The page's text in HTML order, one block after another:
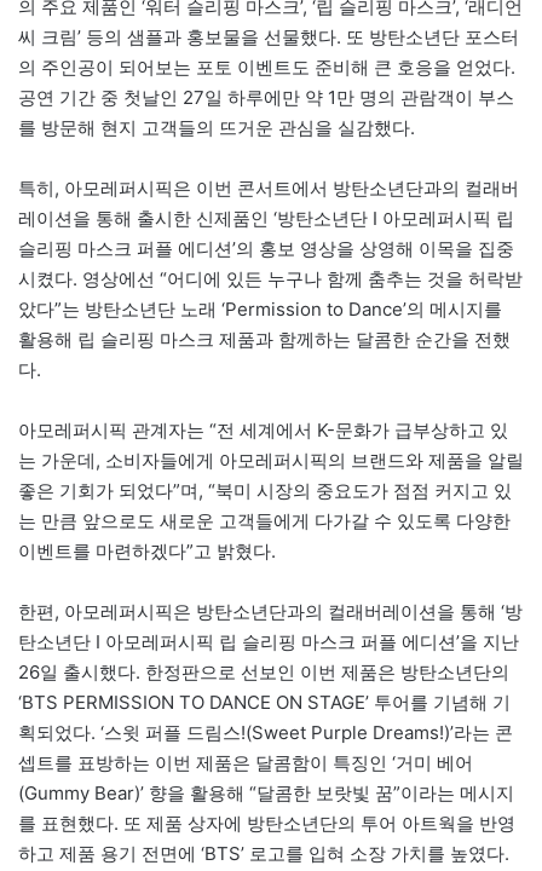
의 주요 제품인 ‘워터 슬리핑 마스크’, ‘립 슬리핑 마스크’, ‘래디언
씨 크림’ 등의 샘플과 홍보물을 선물했다. 또 방탄소년단 포스터
의 주인공이 되어보는 포토 이벤트도 준비해 큰 호응을 얻었다.
공연 기간 중 첫날인 27일 하루에만 약 1만 명의 관람객이 부스
를 방문해 현지 고객들의 뜨거운 관심을 실감했다.
특히, 아모레퍼시픽은 이번 콘서트에서 방탄소년단과의 컬래버
레이션을 통해 출시한 신제품인 ‘방탄소년단 I 아모레퍼시픽 립
슬리핑 마스크 퍼플 에디션’의 홍보 영상을 상영해 이목을 집중
시켰다. 영상에선 “어디에 있든 누구나 함께 춤추는 것을 허락받
았다”는 방탄소년단 노래 ‘Permission to Dance’의 메시지를
활용해 립 슬리핑 마스크 제품과 함께하는 달콤한 순간을 전했
다.
아모레퍼시픽 관계자는 “전 세계에서 K-문화가 급부상하고 있
는 가운데, 소비자들에게 아모레퍼시픽의 브랜드와 제품을 알릴
좋은 기회가 되었다”며, “북미 시장의 중요도가 점점 커지고 있
는 만큼 앞으로도 새로운 고객들에게 다가갈 수 있도록 다양한
이벤트를 마련하겠다”고 밝혔다.
한편, 아모레퍼시픽은 방탄소년단과의 컬래버레이션을 통해 ‘방
탄소년단 I 아모레퍼시픽 립 슬리핑 마스크 퍼플 에디션’을 지난
26일 출시했다. 한정판으로 선보인 이번 제품은 방탄소년단의
‘BTS PERMISSION TO DANCE ON STAGE’ 투어를 기념해 기
획되었다. ‘스윗 퍼플 드림스!(Sweet Purple Dreams!)’라는 콘
셉트를 표방하는 이번 제품은 달콤함이 특징인 ‘거미 베어
(Gummy Bear)’ 향을 활용해 “달콤한 보랏빛 꿈”이라는 메시지
를 표현했다. 또 제품 상자에 방탄소년단의 투어 아트웍을 반영
하고 제품 용기 전면에 ‘BTS’ 로고를 입혀 소장 가치를 높였다.